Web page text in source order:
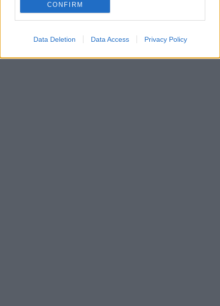
CONFIRM
Data Deletion Data Access Privacy Policy